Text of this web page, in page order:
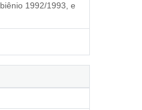
1992/1993, e